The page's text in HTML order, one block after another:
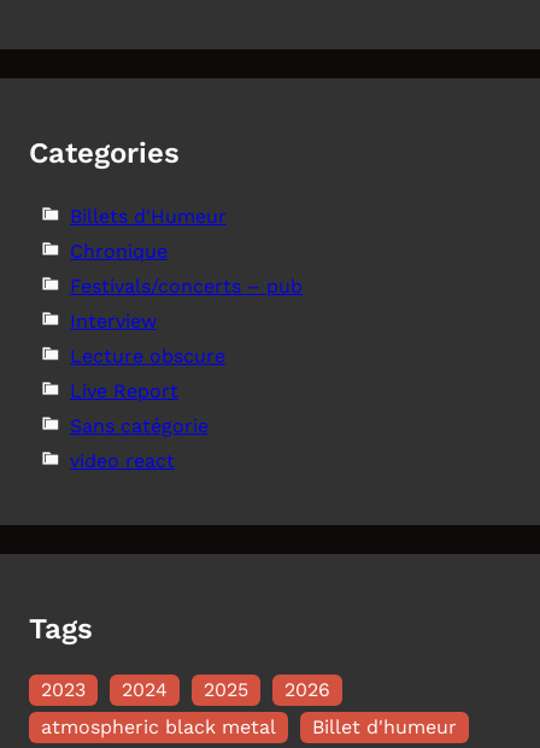
Categories
Billets d'Humeur
Chronique
Festivals/concerts – pub
Interview
Lecture obscure
Live Report
Sans catégorie
video react
Tags
2023 2024 2025
2026
atmospheric black metal
Billet d'humeur